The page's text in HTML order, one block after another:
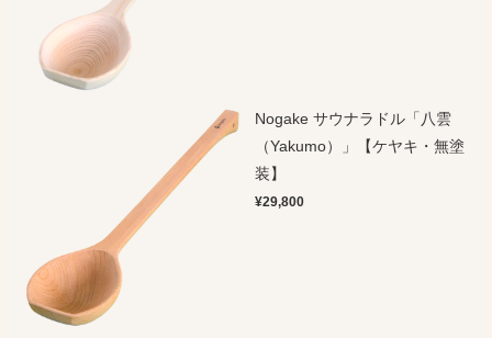
Nogake サウナラドル「八雲
（Yakumo）」【ケヤキ・無塗
装】
¥29,800